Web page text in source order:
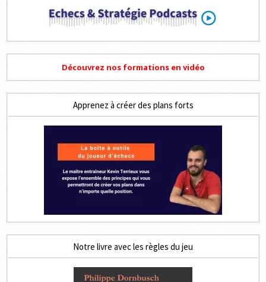
Découvrez nos formations en vidéo
Apprenez à créer des plans forts
Notre livre avec les règles du jeu